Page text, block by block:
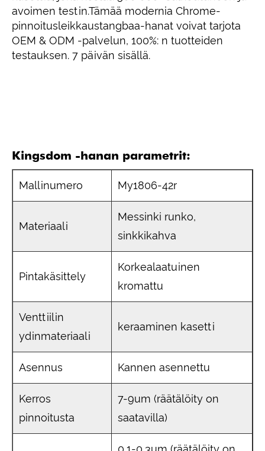
avoimen testin.Tämää modernia Chrome-
pinnoitusleikkaustangbaa-hanat voivat tarjota
OEM & ODM -palvelun, 100%: n tuotteiden
testauksen. 7 päivän sisällä.
Kingsdom -hanan parametrit:
Mallinumero My1806-42r
Materiaali
Messinki runko,
sinkkikahva
Pintakäsittely
Korkealaatuinen
kromattu
Venttiilin
ydinmateriaali
keraaminen kasetti
Asennus Kannen asennettu
Kerros
pinnoitusta
7-9um (räätälöity on
saatavilla)